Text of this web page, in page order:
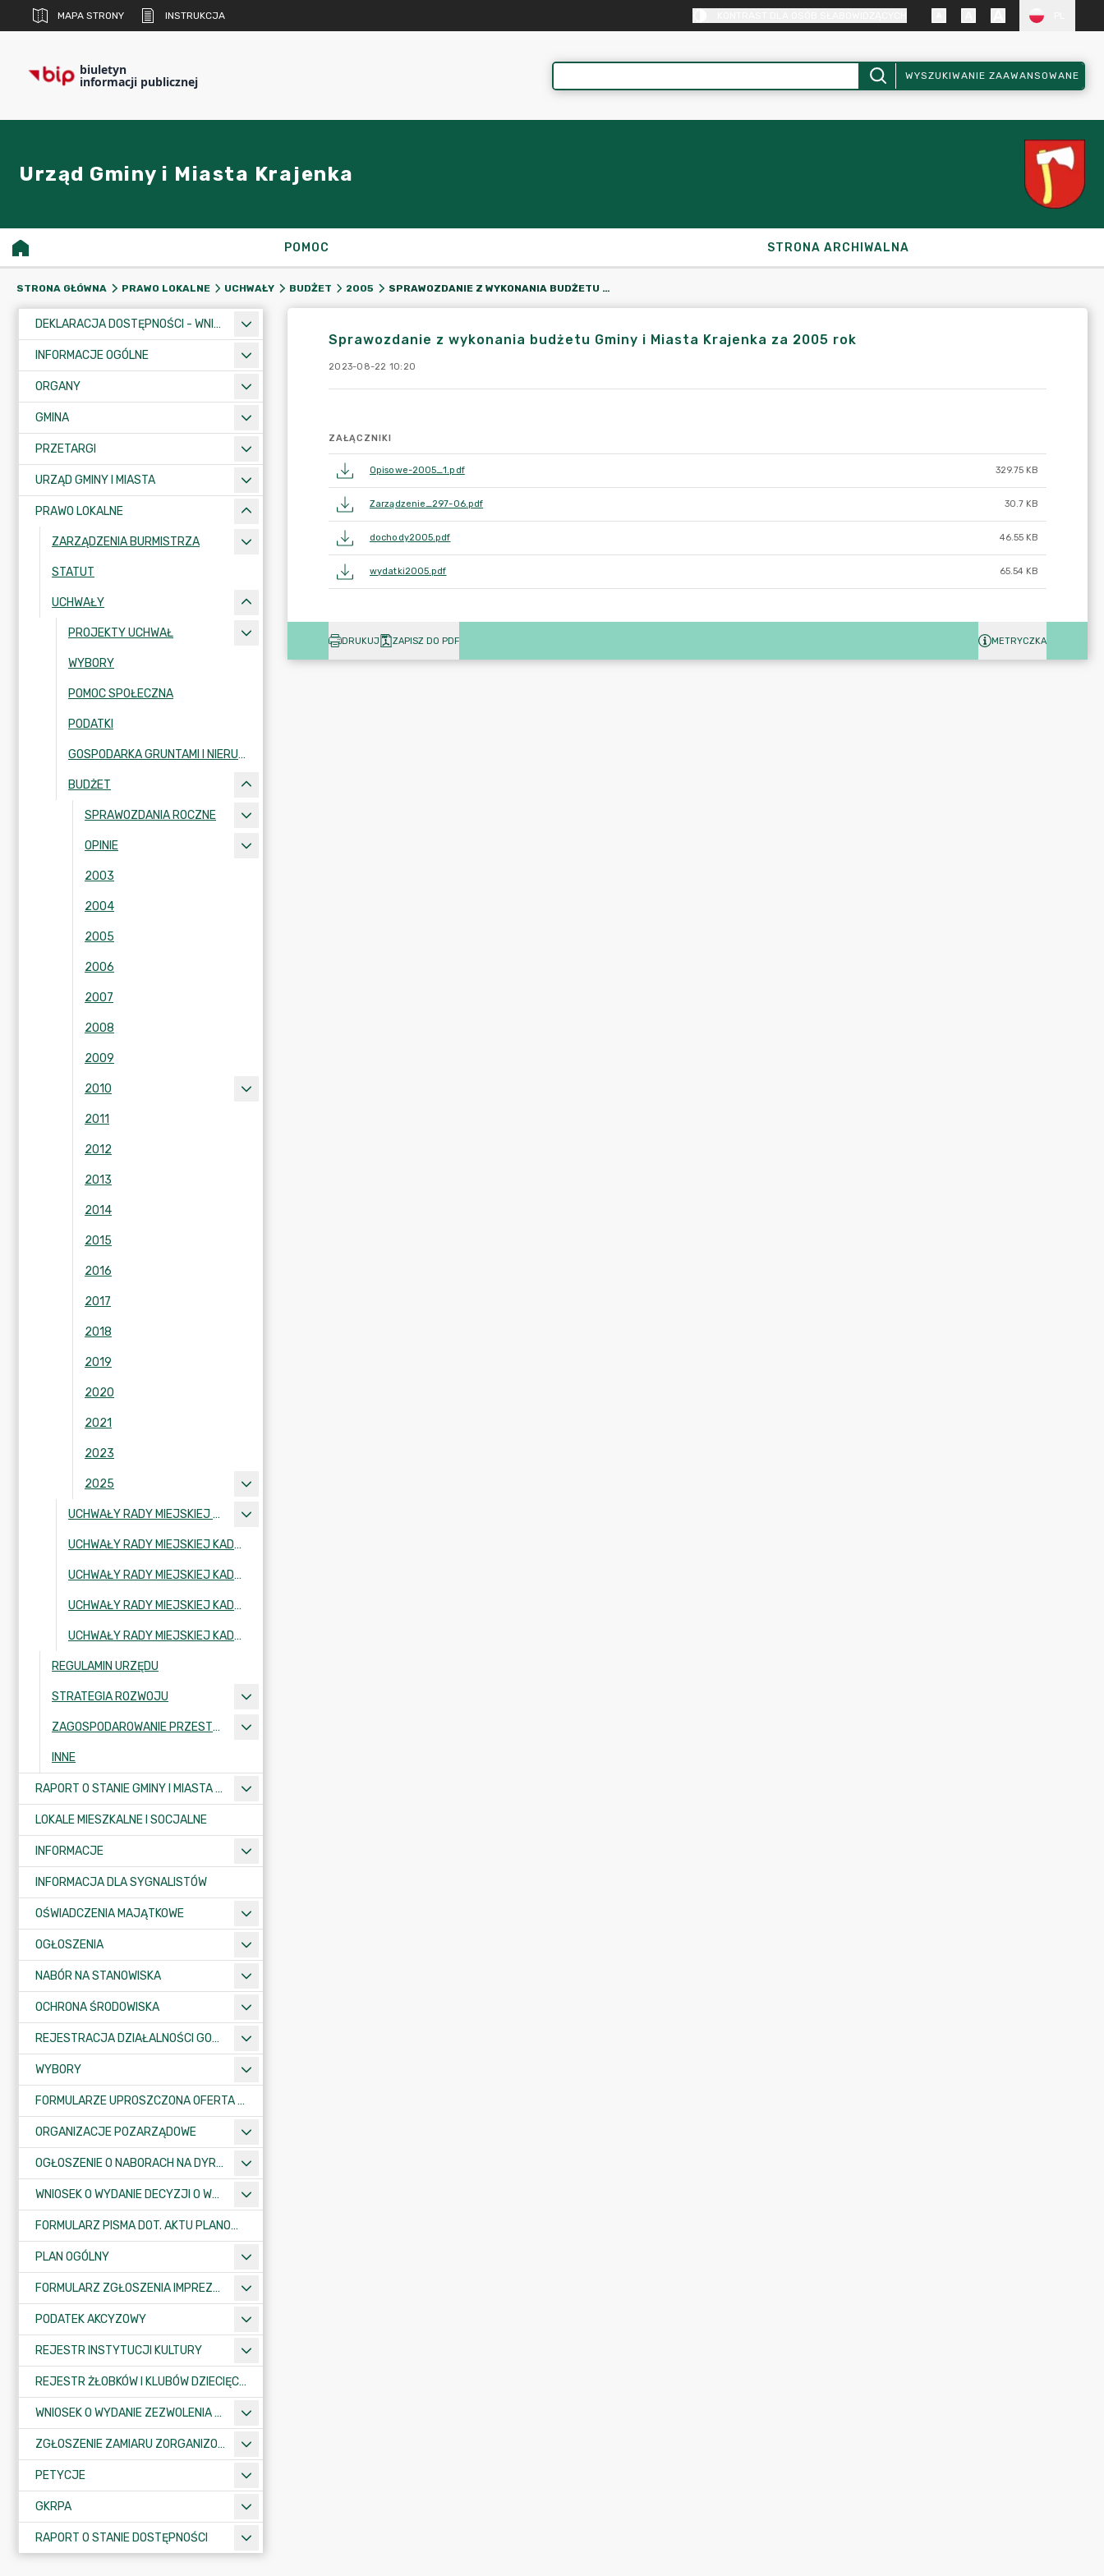
MAPA STRONY INSTRUKCJA
biuletyn
informacji publicznej WYSZUKIWANIE ZAAWANSOWANE
Urząd Gminy i Miasta Krajenka
POMOC STRONA ARCHIWALNA
STRONA GŁÓWNA PRAWO LOKALNE UCHWAŁY BUDŻET 2005 SPRAWOZDANIE Z WYKONANIA BUDŻETU GMINY I MIASTA KRAJENKA ZA 2005 ROK
DEKLARACJA DOSTĘPNOŚCI - WNIOSEK
INFORMACJE OGÓLNE
ORGANY
GMINA
PRZETARGI
URZĄD GMINY I MIASTA
PRAWO LOKALNE
ZARZĄDZENIA BURMISTRZA
STATUT
UCHWAŁY
PROJEKTY UCHWAŁ
WYBORY
POMOC SPOŁECZNA
PODATKI
GOSPODARKA GRUNTAMI I NIERUCHOMOŚCIAMI
BUDŻET
SPRAWOZDANIA ROCZNE
OPINIE
2003
2004
2005
2006
2007
2008
2009
2010
2011
2012
2013
2014
2015
2016
2017
2018
2019
2020
2021
2023
2025
UCHWAŁY RADY MIEJSKIEJ KADENCJA 2002-2006
UCHWAŁY RADY MIEJSKIEJ KADENCJA 2006-2010
UCHWAŁY RADY MIEJSKIEJ KADENCJA 2010-2014
UCHWAŁY RADY MIEJSKIEJ KADENCJA 2018-2024
UCHWAŁY RADY MIEJSKIEJ KADENCJA 2024-2029
REGULAMIN URZĘDU
STRATEGIA ROZWOJU
ZAGOSPODAROWANIE PRZESTRZENNE
INNE
RAPORT O STANIE GMINY I MIASTA KRAJENKA
LOKALE MIESZKALNE I SOCJALNE
INFORMACJE
INFORMACJA DLA SYGNALISTÓW
OŚWIADCZENIA MAJĄTKOWE
OGŁOSZENIA
NABÓR NA STANOWISKA
OCHRONA ŚRODOWISKA
REJESTRACJA DZIAŁALNOŚCI GOSPODARCZEJ
WYBORY
FORMULARZE UPROSZCZONA OFERTA WYKONANIA ZADANIA PUBLICZNEGO
ORGANIZACJE POZARZĄDOWE
OGŁOSZENIE O NABORACH NA DYREKTORÓW PLACÓWEK OŚWIATOWYCH
WNIOSEK O WYDANIE DECYZJI O WARUNKACH ZABUDOWY/O USTALENIE INWESTYCJI CELU PUBLICZNEGO
FORMULARZ PISMA DOT. AKTU PLANOWANIA PRZESTRZENNEGO
PLAN OGÓLNY
FORMULARZ ZGŁOSZENIA IMPREZY SPORTOWO-REKREACYJNEJ, ARTYSTYCZNEJ LUB ROZRYWKOWEJ
PODATEK AKCYZOWY
REJESTR INSTYTUCJI KULTURY
REJESTR ŻŁOBKÓW I KLUBÓW DZIECIĘCYCH
WNIOSEK O WYDANIE ZEZWOLENIA NA ZAJĘCIE PASA DROGOWEGO
ZGŁOSZENIE ZAMIARU ZORGANIZOWANIA ZGROMADZENIA
PETYCJE
GKRPA
RAPORT O STANIE DOSTĘPNOŚCI
Sprawozdanie z wykonania budżetu Gminy i Miasta Krajenka za 2005 rok
2023-08-22 10:20
ZAŁĄCZNIKI
Opisowe-2005_1.pdf 329.75 KB
Zarządzenie_297-06.pdf 30.7 KB
dochody2005.pdf 46.55 KB
wydatki2005.pdf 65.54 KB
DRUKUJ ZAPISZ DO PDF METRYCZKA